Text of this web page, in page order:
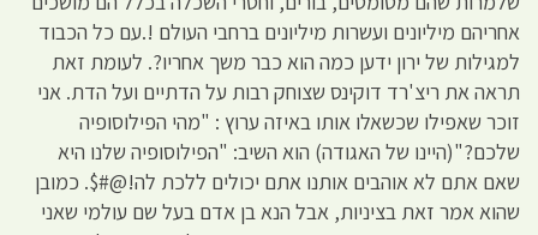
אחריהם מיליונים ועשרות מיליונים ברחבי העולם !.עם כל הכבוד
למגילות של ירון ידען כמה הוא כבר משך אחריו?. לעומת זאת
תראה את ריצ'רד דוקינס שצוחק רבות על הדתיים ועל הדת. אני
זוכר שאפילו שכשאלו אותו באיזה ערוץ : "מהי הפילוסופיה
שלכם?"(היינו של האגודה) הוא השיב: "הפילוסופיה שלנו היא
שאם אתם לא אוהבים אותנו אתם יכולים ללכת לה!@#$. כמובן
שהוא אמר זאת בציניות, אבל הנא בן אדם בעל שם עולמי שאני